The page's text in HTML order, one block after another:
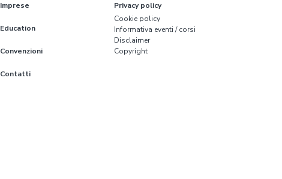
Imprese
Education
Convenzioni
Contatti
Privacy policy
Cookie policy
Informativa eventi / corsi
Disclaimer
Copyright